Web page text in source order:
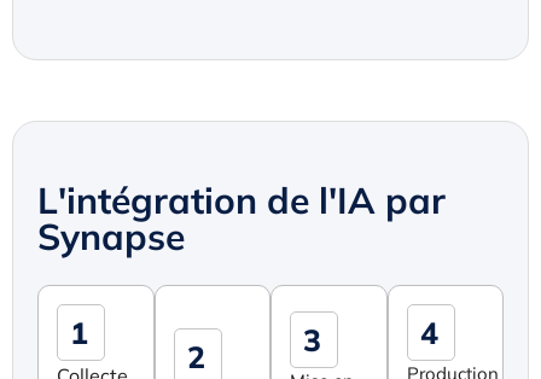
L'intégration de l'IA par
Synapse
1
2 3 4
Production